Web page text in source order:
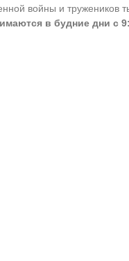
войны и тружеников
в будние дни с